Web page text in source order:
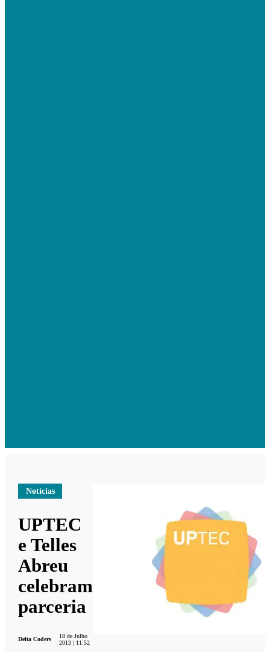
Notícias
UPTEC
e Telles
Abreu
celebram
parceria
Delta Coders
18 de Julho
2013 | 11:52